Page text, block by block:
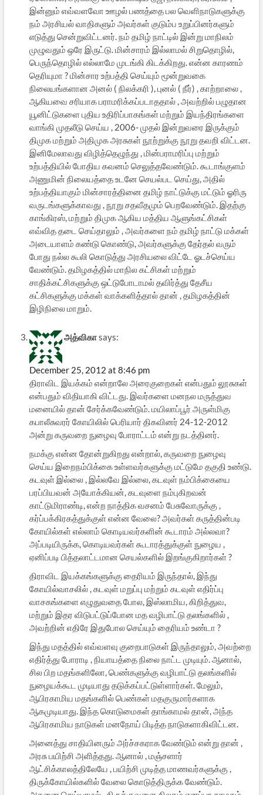
இன்னும் எவ்வளவோ ஊழல் பணத்தை பல வெளிநாடுகளுக்கு
நம் அரசியல் வாதிகளும் அவர்கள் குடும்ப உறுப்பினர்களும்
எடுத்து சென்றுவிட்டனர். நம் தமிழ் நாட்டில் இன்று மாநிலம்
முழுவதும் ஒரே இருட்டு. மின்சாரம் இல்லாமல் சிறுதொழில்,
பெருந்தொழில் எல்லாமே முடங்கி கிடக்கிறது. என்ன காரணம்
தெரியுமா ? மின்சார உற்பத்தி செய்யும் மூன்றுவகை
நிலையங்களான அனல் ( நிலக்கரி ), புனல் ( நீர்) , காற்றாலை ,
ஆகியவை சரியாக பராமரிக்கப்படாததால் , அவற்றில் பழுதான
யூனிட்டுகளை புதிய உதிரிப்பாகங்கள் மற்றும் இயந்திரங்களை
வாங்கி முதலீடு செய்ய , 2006- முதல் இன்றுவரை இருக்கும்
திமுக மற்றும் அதிமுக அரசுகள் நூற்றுக்கு நூறு தவறி விட்டன.
இனிமேலாவது விழித்தெழுந்து , மின்பராமரிப்பு மற்றும்
உற்பத்தியில் போதிய கவனம் செலுத்தவேண்டும். கூடாங்குளம்
அணுமின் நிலையத்தை உடனே செயல்பட செய்து, அதில்
உற்பத்தியாகும் மின்சாரத்தினை தமிழ் நாட்டுக்கு மட்டும் ஓரிரு
வருடங்களுக்காவது , நூறு சதவீதமும் பெறவேண்டும். இதற்கு
காங்கிரஸ், மற்றும் திமுக ஆகிய மத்திய ஆளுங்கட்சிகள்
எவ்வித தடை செய்தாலும் , அவர்களை நம் தமிழ் நாட்டு மக்கள்
அடையாளம் கண்டு கொண்டு, அவர்களுக்கு தேர்தல் வரும்
போது நல்ல கூலி கொடுத்து அரசியலை விட்டே ஓடச்செய்ய
வேண்டும். தமிழகத்தில் மாநில கட்சிகள் மற்றும்
சாதிக்கட்சிகளுக்கு ஒட்டுபோடாமல் தவிர்த்து தேசீய
கட்சிகளுக்கு மக்கள் வாக்களித்தால் தான் , தமிழகத்தின்
இழிநிலை மாறும்.
அத்விகாsays:
December 25, 2012 at 8:46 pm
திராவிட இயக்கம் என்றாலே அரைகுறைகள் என்பதும் லூசுகள்
என்பதும் விதியாகி விட்டது. இவர்களை மனநல மருத்துவ
மனையில் தான் சேர்க்கவேண்டும். மயிலாப்பூர் அருள்மிகு
கபாலீசுவரர் கோயிலில் பெரியார் திகவினர் 24-12-2012
அன்று கருவறை நுழைவு போராட்டம் என்று நடத்தினர்.
நமக்கு என்ன தோன்றுகிறது என்றால், கருவறை நுழைவு
செய்ய இறைநம்பிக்கை உள்ளவர்களுக்கு மட்டுமே தகுதி உண்டு.
கடவுள் இல்லை , இல்லவே இல்லை, கடவுள் நம்பிக்கையை
பரப்பியவன் அயோக்கியன், கடவுளை நம்புகிறவன்
காட்டுமிராண்டி, என்ற நாத்திக வசனம் பேசுவோருக்கு ,
கர்ப்பக்கிரகத்துக்குள் என்ன வேலை? அவர்கள் கருத்தின்படி
கோயில்கள் எல்லாம் கொடியவர்களின் கூடாரம் அல்லவா?
அப்படியிருக்க, கொடியவர்கள் கூடாரத்துக்குள் நுழைய ,
ஏனிப்படி பித்தலாட்டமான செயல்களில் இறங்குகிறார்கள் ?
திராவிட இயக்கங்களுக்கு தைரியம் இருந்தால், இந்து
கோயில்வாசலில் , கடவுள் மறுப்பு மற்றும் கடவுள் எதிர்ப்பு
வாசகங்களை எழுதுவதை போல, இஸ்லாமிய, கிறித்துவ,
மற்றும் இதர விடுபட்டுப்போன மத வழிபாட்டு தலங்களில் ,
அவற்றின் எதிரே இதுபோல செய்யும் தைரியம் உண்டா ?
இந்து மதத்தில் எவ்வளவு குறைபாடுகள் இருந்தாலும், அவற்றை
எதிர்த்து போராடி , நியாயத்தை நிலை நாட்ட முடியும். ஆனால்,
சில பிற மதங்களிலோ, பெண்களுக்கு வழிபாட்டு தலங்களில்
நுழையக்கூட முடியாது தடுக்கப்பட்டுள்ளார்கள். மேலும்,
ஆபிரகாமிய மதங்களில் பெண்கள் மதகுருமார்களாக
ஆகமுடியாது. இந்த கொடுமைகள் தாங்காமல் தான், அந்த
ஆபிரகாமிய நாடுகள் மனநோய் பிடித்த நாடுகளாகிவிட்டன.
அனைத்து சாதியினரும் அர்ச்சகராக வேண்டும் என்று தான் ,
அரசு பயிற்சி அளித்தது. ஆனால் , மஞ்சளார்
ஆட்சிக்காலத்திலேயே , பயிற்சி முடித்த மாணவர்களுக்கு ,
திருக்கோயில்களில் வேலை கொடுத்திருக்க வேண்டும்.